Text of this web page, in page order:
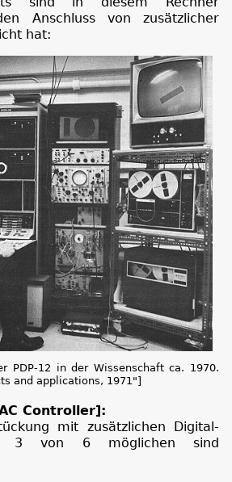
Anschluss von zusätzlicher
hat:
PDP-12 in der Wissenschaft ca. 1970.
and applications, 1971"]
Controller]:
mit zusätzlichen Digital-
3 von 6 möglichen sind